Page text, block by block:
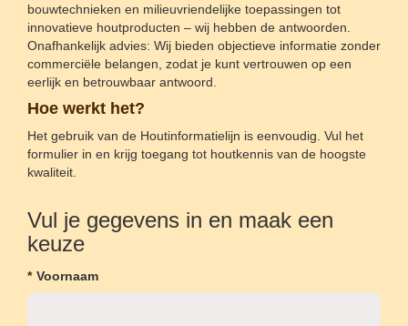
bouwtechnieken en milieuvriendelijke toepassingen tot
innovatieve houtproducten – wij hebben de antwoorden.
Onafhankelijk advies: Wij bieden objectieve informatie zonder
commerciële belangen, zodat je kunt vertrouwen op een
eerlijk en betrouwbaar antwoord.
Hoe werkt het?
Het gebruik van de Houtinformatielijn is eenvoudig. Vul het
formulier in en krijg toegang tot houtkennis van de hoogste
kwaliteit.
Vul je gegevens in en maak een
keuze
* Voornaam